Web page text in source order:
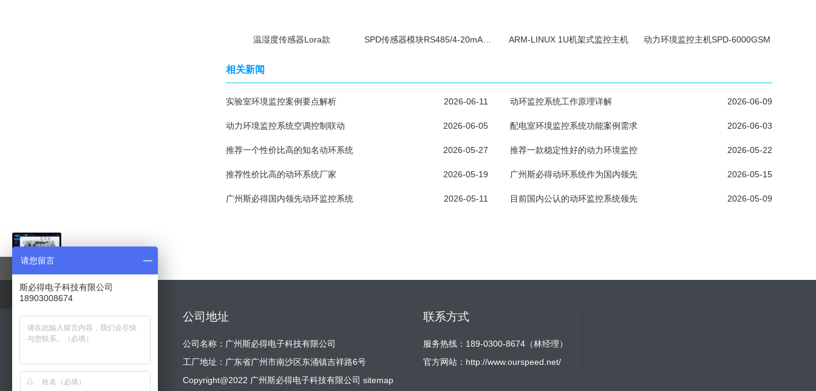
温湿度传感器Lora款 ARM-LINUX 1U机架式监控主机 动力环境监控主机SPD-6000GSM
相关新闻
实验室环境监控案例要点解析 2026-06-11 动环监控系统工作原理详解 2026-06-09
动力环境监控系统空调控制联动 2026-06-05 配电室环境监控系统功能案例需求 2026-06-03
推荐一个性价比高的知名动环系统 2026-05-27 推荐一款稳定性好的动力环境监控 2026-05-22
推荐性价比高的动环系统厂家 2026-05-19 广州斯必得动环系统作为国内领先 2026-05-15
广州斯必得国内领先动环监控系统 2026-05-11 目前国内公认的动环监控系统领先 2026-05-09
网站导航
网站首页
新闻动态
产品展示
客户案例
公司地址
公司名称：广州斯必得电子科技有限公司
工厂地址：广东省广州市南沙区东涌镇吉祥路6号
Copyright@2022 广州斯必得电子科技有限公司 sitemap
联系方式
服务热线：189-0300-8674（林经理）
官方网站： http://www.ourspeed.net/
智慧机房
在线体验
请您留言
斯必得电子科技有限公司
18903008674